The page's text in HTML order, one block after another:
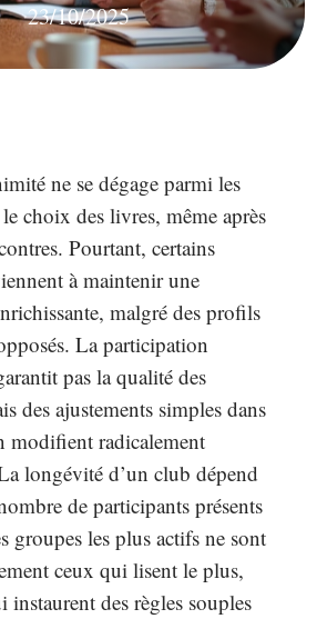
23/10/2025
ne se dégage parmi les
choix des livres, même après
Pourtant, certains
à maintenir une
malgré des profils
La participation
pas la qualité des
des ajustements simples dans
modifient radicalement
longévité d’un club dépend
de participants présents
groupes les plus actifs ne sont
ceux qui lisent le plus,
instaurent des règles souples